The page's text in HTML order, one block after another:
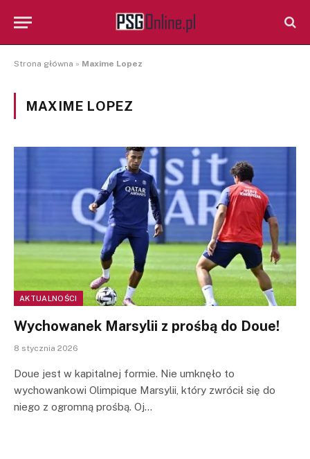
Strona główna » Maxime Lopez
MAXIME LOPEZ
AKTUALNOŚCI
Wychowanek Marsylii z prośbą do Doue!
8 stycznia 2026
Doue jest w kapitalnej formie. Nie umknęło to
wychowankowi Olimpique Marsylii, który zwrócił się do
niego z ogromną prośbą. Oj…